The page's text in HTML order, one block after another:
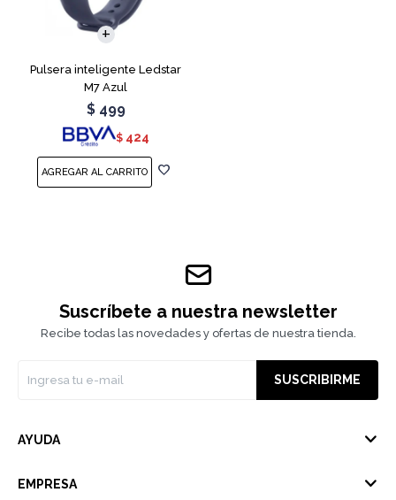
Pulsera inteligente Ledstar
M7 Azul
$ 499
$ 424
Suscríbete a nuestra newsletter
Recibe todas las novedades y ofertas de nuestra tienda.
SUSCRIBIRME
AYUDA
EMPRESA